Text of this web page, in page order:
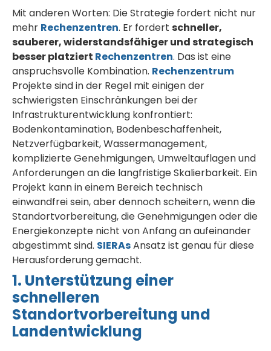
Mit anderen Worten: Die Strategie fordert nicht nur
mehr Rechenzentren. Er fordert schneller,
sauberer, widerstandsfähiger und strategisch
besser platziert Rechenzentren. Das ist eine
anspruchsvolle Kombination. Rechenzentrum
Projekte sind in der Regel mit einigen der
schwierigsten Einschränkungen bei der
Infrastrukturentwicklung konfrontiert:
Bodenkontamination, Bodenbeschaffenheit,
Netzverfügbarkeit, Wassermanagement,
komplizierte Genehmigungen, Umweltauflagen und
Anforderungen an die langfristige Skalierbarkeit. Ein
Projekt kann in einem Bereich technisch
einwandfrei sein, aber dennoch scheitern, wenn die
Standortvorbereitung, die Genehmigungen oder die
Energiekonzepte nicht von Anfang an aufeinander
abgestimmt sind. SIERAsAnsatz ist genau für diese
Herausforderung gemacht.
1. Unterstützung einer
schnelleren
Standortvorbereitung und
Landentwicklung